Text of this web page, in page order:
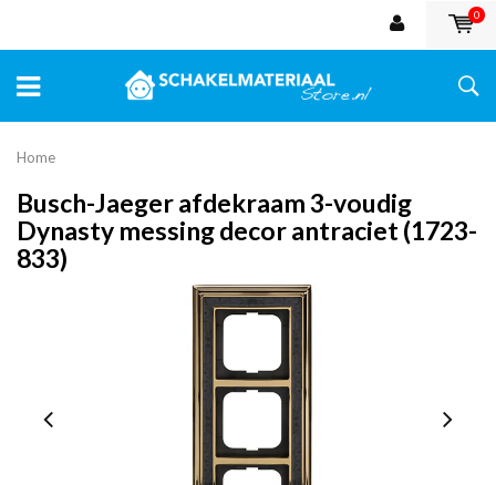
0
Home
Busch-Jaeger afdekraam 3-voudig
Dynasty messing decor antraciet (1723-
833)